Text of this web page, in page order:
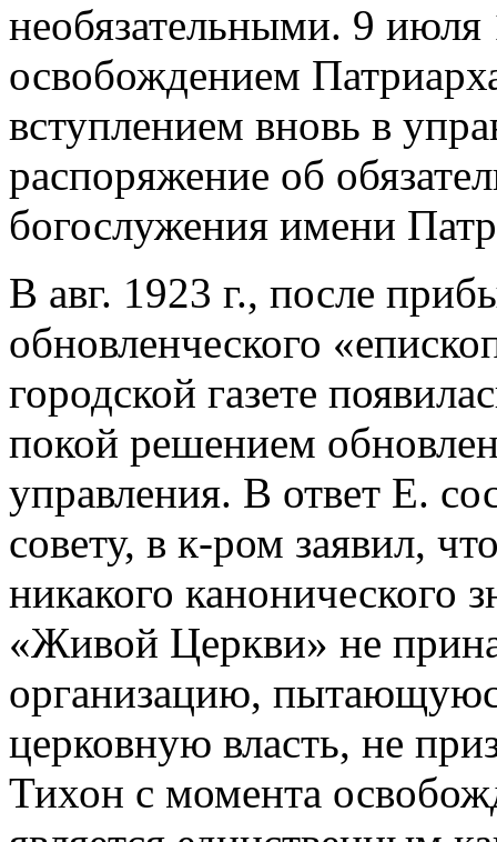
необязательными. 9 июля
освобождением
вступлением вновь в
распоряжение об
богослужения имени
В авг. 1923 г., после
обновленческого
городской газете
покой решением
управления. В ответ Е.
совету, в к-ром заявил,
никакого канонического
«Живой Церкви» не
организацию,
церковную власть, не
Тихон с момента